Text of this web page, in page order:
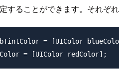
することができます。それぞれ
= [UIColor